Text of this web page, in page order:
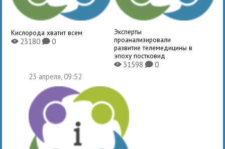
Кислорода хватит всем
X23180K0
Эксперты
проанализировали
развитие телемедицины в
эпоху постковид
X31598 K0
23 апреля, 09:52